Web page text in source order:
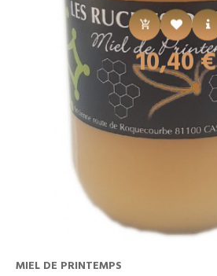
Prix
10,40 €
MIEL DE PRINTEMPS